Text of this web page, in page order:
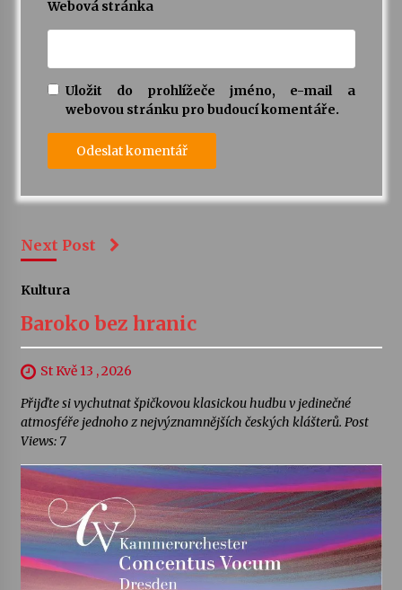
Webová stránka
Uložit do prohlížeče jméno, e-mail a
webovou stránku pro budoucí komentáře.
Next Post
Kultura
Baroko bez hranic
St Kvě 13 , 2026
Přijďte si vychutnat špičkovou klasickou hudbu v jedinečné
atmosféře jednoho z nejvýznamnějších českých klášterů. Post
Views: 7